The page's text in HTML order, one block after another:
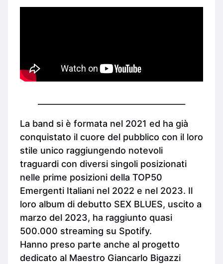
La band si è formata nel 2021 ed ha già
conquistato il cuore del pubblico con il loro
stile unico raggiungendo notevoli
traguardi con diversi singoli posizionati
nelle prime posizioni della TOP50
Emergenti Italiani nel 2022 e nel 2023. Il
loro album di debutto SEX BLUES, uscito a
marzo del 2023, ha raggiunto quasi
500.000 streaming su Spotify.
Hanno preso parte anche al progetto
dedicato al Maestro Giancarlo Bigazzi